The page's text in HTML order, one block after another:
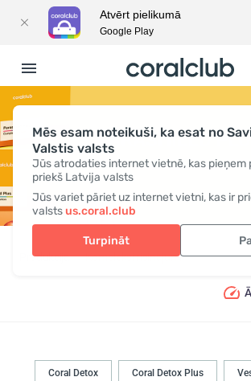
Mēs esam noteikuši, ka esat no
Valstis valsts
Jūs atrodaties internet vietnē, kas pieņem
priekš Latvija valsts
Jūs variet pāriet uz internet vietni, kas ir
valstsus.coral.club
Turpināt
PARASHIELD
Produkcija Kompleksi risinājumi Parashield
Coral Detox Coral Detox Plus
Atvērt pielikumā
Google Play